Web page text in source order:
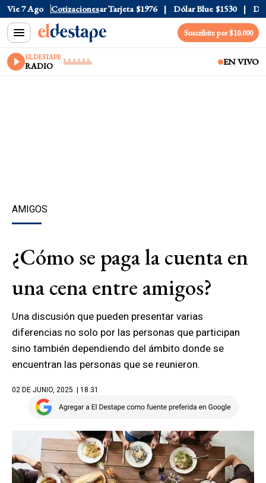
Vie 7 Ago Cotizaciones
Oficial $1520 Dólar Tarjeta $1976 Dólar Blue $1530 Dólar
Suscribite por $10.000
EL DESTAPE
RADIO EN VIVO
AMIGOS
¿Cómo se paga la cuenta en
una cena entre amigos?
Una discusión que pueden presentar varias
diferencias no solo por las personas que participan
sino también dependiendo del ámbito donde se
encuentran las personas que se reunieron.
02 DE JUNIO, 2025 | 18.31